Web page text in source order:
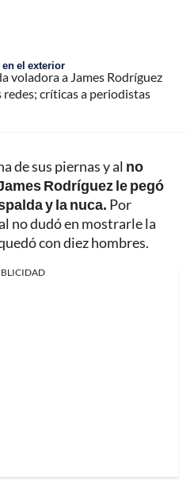
el exterior
voladora a James Rodríguez
redes; críticas a periodistas
de sus piernas y al no
Rodríguez le pegó
y la nuca. Por
no dudó en mostrarle la
con diez hombres.